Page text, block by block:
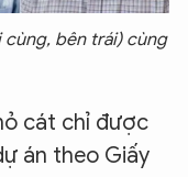
cùng, bên trái) cùng
cát chỉ được
án theo Giấy